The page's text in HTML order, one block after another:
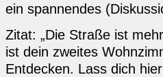
ein spannendes
Zitat: „Die Straße ist
ist dein zweites
Entdecken. Lass dich